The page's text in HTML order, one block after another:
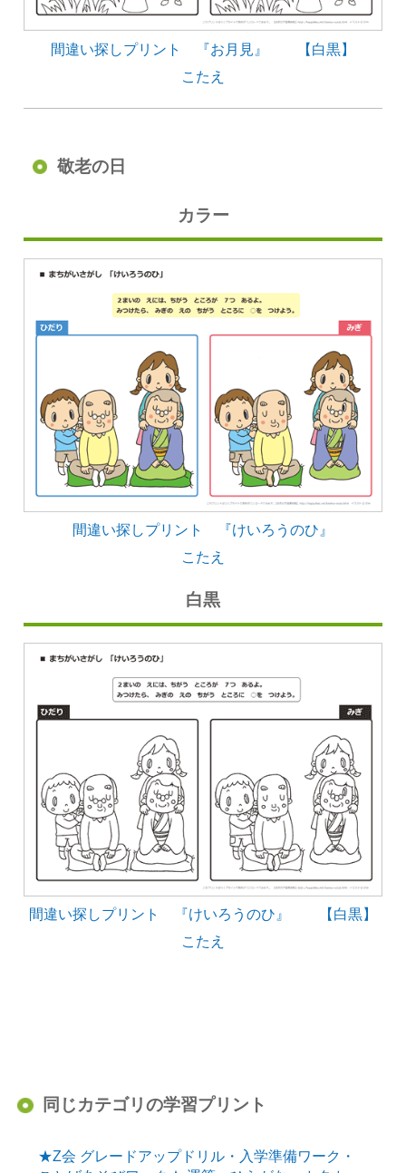
間違い探しプリント 『お月見』 【白黒】
こたえ
敬老の日
カラー
間違い探しプリント 『けいろうのひ』
こたえ
白黒
間違い探しプリント 『けいろうのひ』 【白黒】
こたえ
同じカテゴリの学習プリント
★Z会 グレードアップドリル・入学準備ワーク・